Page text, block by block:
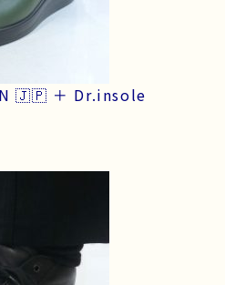
🇯🇵 ＋ Dr.insole